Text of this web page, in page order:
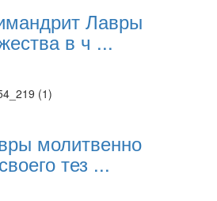
Лавры
в ч ...
молитвенно
тез ...